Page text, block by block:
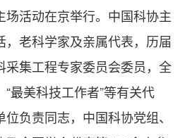
活动在京举行。中国科协主
，老科学家及亲属代表，历届
采集工程专家委员会委员，全
最美科技工作者”等有关代
负责同志，中国科协党组、